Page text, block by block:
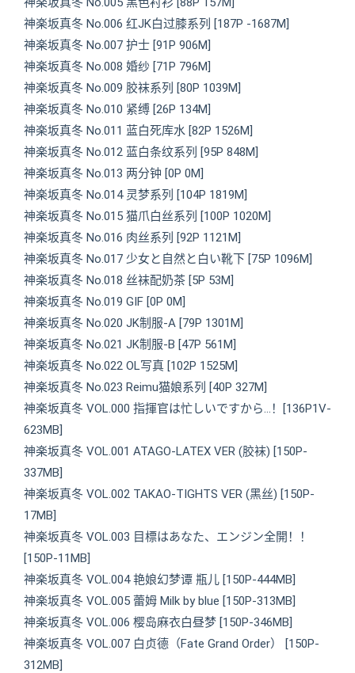
神楽坂真冬 No.006 红JK白过膝系列 [187P -1687M]
神楽坂真冬 No.007 护士 [91P 906M]
神楽坂真冬 No.008 婚纱 [71P 796M]
神楽坂真冬 No.009 胶袜系列 [80P 1039M]
神楽坂真冬 No.010 紧缚 [26P 134M]
神楽坂真冬 No.011 蓝白死库水 [82P 1526M]
神楽坂真冬 No.012 蓝白条纹系列 [95P 848M]
神楽坂真冬 No.013 两分钟 [0P 0M]
神楽坂真冬 No.014 灵梦系列 [104P 1819M]
神楽坂真冬 No.015 猫爪白丝系列 [100P 1020M]
神楽坂真冬 No.016 肉丝系列 [92P 1121M]
神楽坂真冬 No.017 少女と自然と白い靴下 [75P 1096M]
神楽坂真冬 No.018 丝袜配奶茶 [5P 53M]
神楽坂真冬 No.019 GIF [0P 0M]
神楽坂真冬 No.020 JK制服-A [79P 1301M]
神楽坂真冬 No.021 JK制服-B [47P 561M]
神楽坂真冬 No.022 OL写真 [102P 1525M]
神楽坂真冬 No.023 Reimu猫娘系列 [40P 327M]
神楽坂真冬 VOL.000 指揮官は忙しいですから…！[136P1V-
623MB]
神楽坂真冬 VOL.001 ATAGO-LATEX VER (胶袜) [150P-
337MB]
神楽坂真冬 VOL.002 TAKAO-TIGHTS VER (黑丝) [150P-
17MB]
神楽坂真冬 VOL.003 目標はあなた、エンジン全開！！
[150P-11MB]
神楽坂真冬 VOL.004 艳娘幻梦谭 瓶儿 [150P-444MB]
神楽坂真冬 VOL.005 蕾姆 Milk by blue [150P-313MB]
神楽坂真冬 VOL.006 樱岛麻衣白昼梦 [150P-346MB]
神楽坂真冬 VOL.007 白贞德（Fate Grand Order） [150P-
312MB]